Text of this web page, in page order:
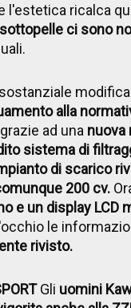
l'estetica ricalca
sottopelle ci sono
alla
ad una nuova
sistema di
di scarico
200 cv.
e un display LCD
le
rivisto.
Gli uomini